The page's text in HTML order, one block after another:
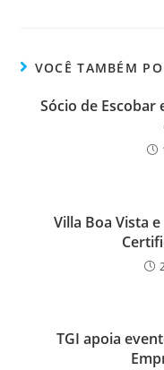
VOCÊ TAMBÉM
Sócio de
Villa Boa Vista
TGI apoia